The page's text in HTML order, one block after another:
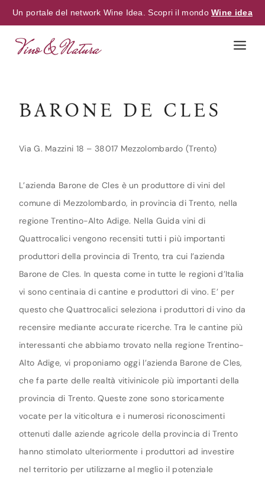
Un portale del network Wine Idea. Scopri il mondoWine idea
BARONE DE CLES
Via G. Mazzini 18 – 38017 Mezzolombardo (Trento)
L’azienda Barone de Cles è un produttore di vini del
comune di Mezzolombardo, in provincia di Trento, nella
regione Trentino-Alto Adige. Nella Guida vini di
Quattrocalici vengono recensiti tutti i più importanti
produttori della provincia di Trento, tra cui l’azienda
Barone de Cles. In questa come in tutte le regioni d’Italia
vi sono centinaia di cantine e produttori di vino. E’ per
questo che Quattrocalici seleziona i produttori di vino da
recensire mediante accurate ricerche. Tra le cantine più
interessanti che abbiamo trovato nella regione Trentino-
Alto Adige, vi proponiamo oggi l’azienda Barone de Cles,
che fa parte delle realtà vitivinicole più importanti della
provincia di Trento. Queste zone sono storicamente
vocate per la viticoltura e i numerosi riconoscimenti
ottenuti dalle aziende agricole della provincia di Trento
hanno stimolato ulteriormente i produttori ad investire
nel territorio per utilizzarne al meglio il potenziale